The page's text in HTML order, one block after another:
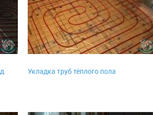
Укладка труб тёплого пола